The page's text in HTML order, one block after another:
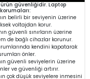
güvenliğidir. Laptop
belirli bir seviyenin üzerine
voltajdan korur.
güvenli sınırların üzerine
de bağlı cihazlar korunur.
kendini kapatarak
önler.
güvenli seviyelerin üzerine
ve güvenliği artırır.
çok düşük seviyelere inmesini